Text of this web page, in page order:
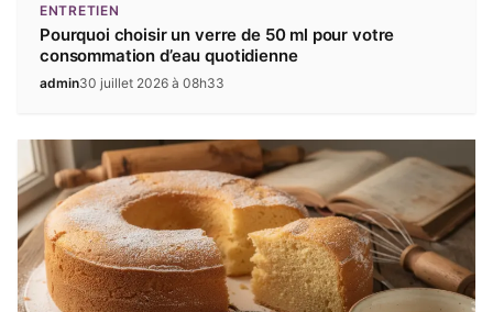
ENTRETIEN
Pourquoi choisir un verre de 50 ml pour votre
consommation d’eau quotidienne
admin30 juillet 2026 à 08h33